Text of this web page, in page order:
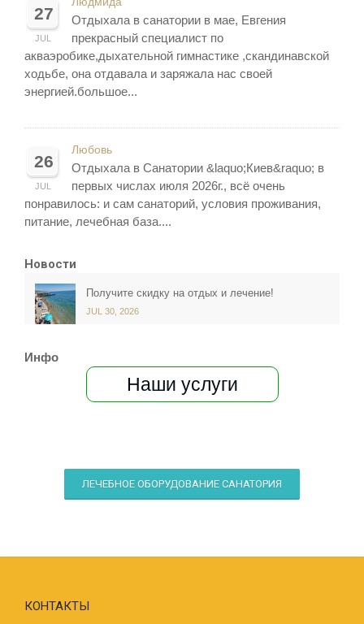
27
JUL
Отдыхала в санатории в мае, Евгения
прекрасный специалист по
акваэробике,дыхательной гимнастике ,скандинавской
ходьбе, она отдавала и заряжала нас своей
энергией.большое...
26
JUL
Любовь
Отдыхала в Санатории &laquo;Киев&raquo; в
первых числах июля 2026г., всё очень
понравилось: и сам санаторий, условия проживания,
питание, лечебная база....
Новости
Получите скидку на отдых и лечение!
JUL 30, 2026
Инфо
Наши услуги
ЛЕЧЕБНОЕ ОБОРУДОВАНИЕ САНАТОРИЯ
КОНТАКТЫ